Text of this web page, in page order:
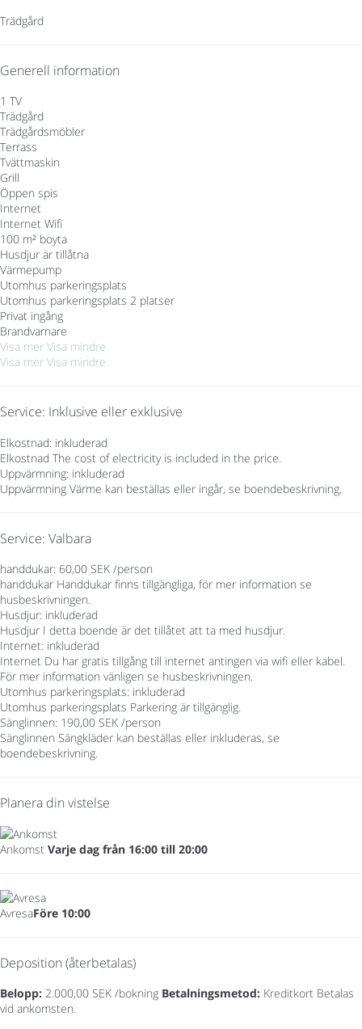
Trädgård
Generell information
1 TV
Trädgård
Trädgårdsmöbler
Terrass
Tvättmaskin
Grill
Öppen spis
Internet
Internet Wifi
100 m² boyta
Husdjur är tillåtna
Värmepump
Utomhus parkeringsplats
Utomhus parkeringsplats 2 platser
Privat ingång
Brandvarnare
Visa mer Visa mindre
Visa mer Visa mindre
Service: Inklusive eller exklusive
Elkostnad: inkluderad
Elkostnad The cost of electricity is included in the price.
Uppvärmning: inkluderad
Uppvärmning Värme kan beställas eller ingår, se boendebeskrivning.
Service: Valbara
handdukar: 60,00 SEK /person
handdukar Handdukar finns tillgängliga, för mer information se
husbeskrivningen.
Husdjur: inkluderad
Husdjur I detta boende är det tillåtet att ta med husdjur.
Internet: inkluderad
Internet Du har gratis tillgång till internet antingen via wifi eller kabel.
För mer information vänligen se husbeskrivningen.
Utomhus parkeringsplats: inkluderad
Utomhus parkeringsplats Parkering är tillgänglig.
Sänglinnen: 190,00 SEK /person
Sänglinnen Sängkläder kan beställas eller inkluderas, se
boendebeskrivning.
Planera din vistelse
Ankomst Varje dag från 16:00 till 20:00
AvresaFöre 10:00
Deposition (återbetalas)
Belopp: 2.000,00 SEK /bokning Betalningsmetod: Kreditkort Betalas
vid ankomsten.